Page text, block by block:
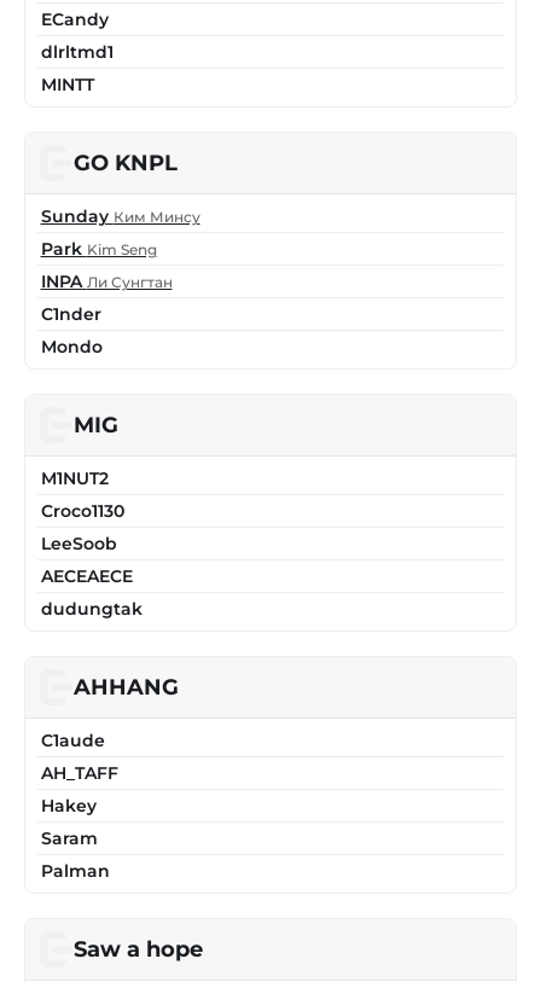
ECandy
dlrltmd1
MINTT
GO KNPL
Sunday Ким Минсу
Park Kim Seng
INPA Ли Сунгтан
C1nder
Mondo
MIG
M1NUT2
Croco1130
LeeSoob
AECEAECE
dudungtak
AHHANG
C1aude
AH_TAFF
Hakey
Saram
Palman
Saw a hope